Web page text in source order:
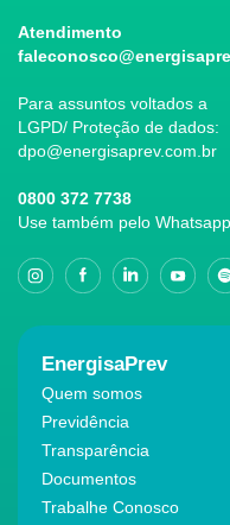
Atendimento
Para assuntos voltados a
LGPD/ Proteção de dados:
dpo@energisaprev.com.br
0800 372 7738
Use também pelo
EnergisaPrev
Quem somos
Previdência
Transparência
Documentos
Trabalhe Conosco